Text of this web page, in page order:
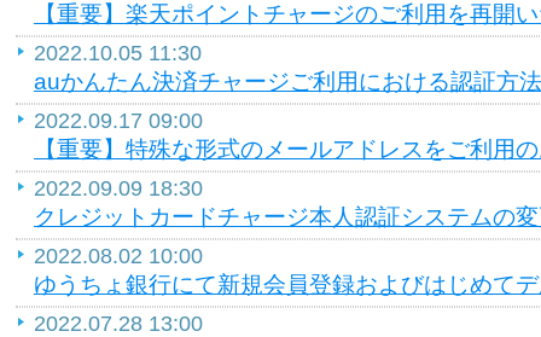
【重要】楽天ポイントチャージのご利用を再開
2022.10.05 11:30
auかんたん決済チャージご利用における認証方
2022.09.17 09:00
【重要】特殊な形式のメールアドレスをご利用
2022.09.09 18:30
クレジットカードチャージ本人認証システムの
2022.08.02 10:00
ゆうちょ銀行にて新規会員登録およびはじめて
2022.07.28 13:00